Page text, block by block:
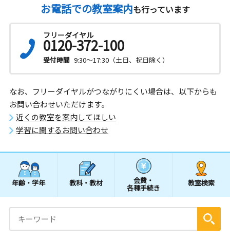
お電話での教室案内も行っています
フリーダイヤル
0120-372-100
受付時間 9:30～17:30（土日、祝日除く）
なお、フリーダイヤルがつながりにくい場合は、以下からも
お問い合わせいただけます。
近くの教室を案内してほしい
学習に関するお問い合わせ
年齢・学年 教科・教材 会費・
各種手続き
教室検索